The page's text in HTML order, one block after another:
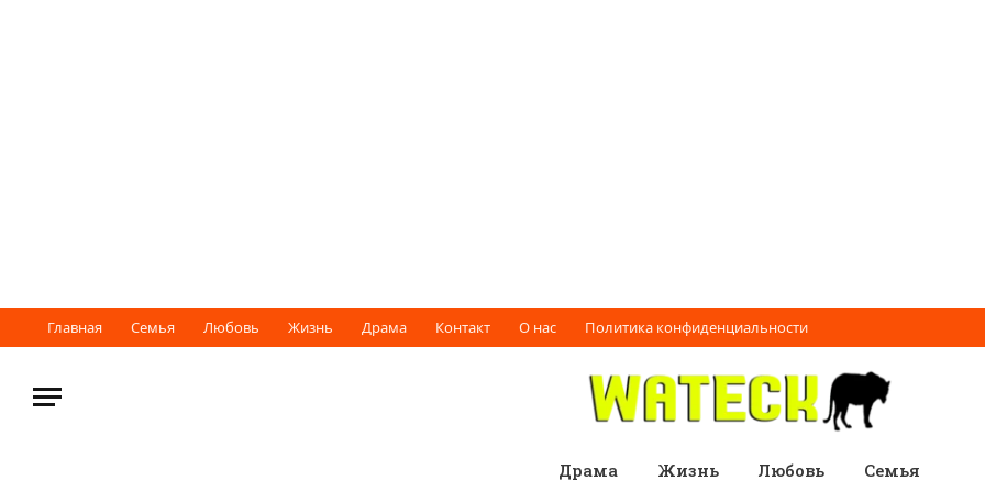
Главная Семья Любовь Жизнь Драма Контакт О нас Политика конфиденциальности
Драма Жизнь Любовь Семья